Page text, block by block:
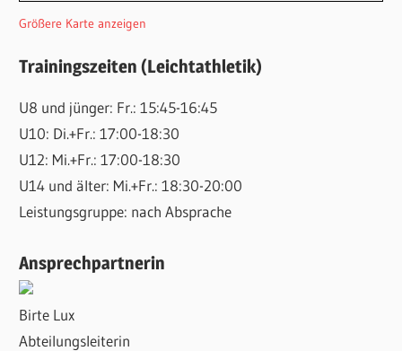
Größere Karte anzeigen
Trainingszeiten (Leichtathletik)
U8 und jünger: Fr.: 15:45-16:45
U10: Di.+Fr.: 17:00-18:30
U12: Mi.+Fr.: 17:00-18:30
U14 und älter: Mi.+Fr.: 18:30-20:00
Leistungsgruppe: nach Absprache
Ansprechpartnerin
Birte Lux
Abteilungsleiterin